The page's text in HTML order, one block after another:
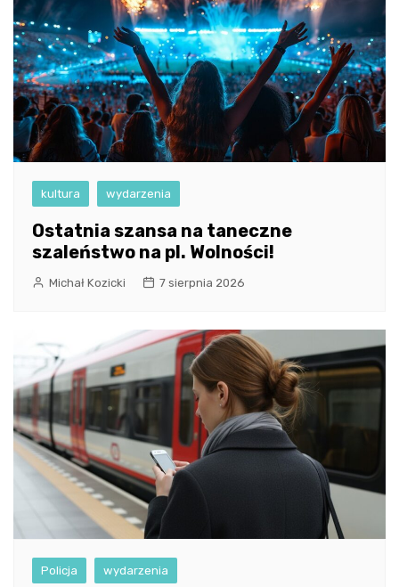
kultura wydarzenia
Ostatnia szansa na taneczne
szaleństwo na pl. Wolności!
Michał Kozicki 7 sierpnia 2026
Policja wydarzenia